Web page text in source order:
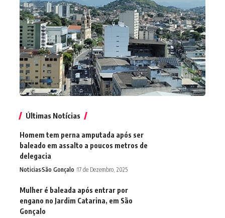
Últimas Notícias
Homem tem perna amputada após ser
baleado em assalto a poucos metros de
delegacia
NoticiasSão Gonçalo 17 de Dezembro, 2025
Mulher é baleada após entrar por
engano no Jardim Catarina, em São
Gonçalo